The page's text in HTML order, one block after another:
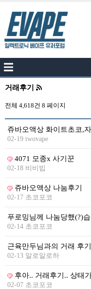
공지사항
나눔이벤트
자유게시판
질문답변
포토
액상
레시피
연구실
리뷰게시판
레시피계산기
업체
거래후기
전체 4,618건 8 페이지
쥬바오액상 화이트초코,
02-19 twovape
4071 모종x 사기꾼
02-18 비비빕
쥬바오액상 나눔후기
02-17 초코포코
푸로밍님께 나눔당했(?)
02-14 초코포코
근육만두님과의 거래 후기
02-13 알로알로하
후아.. 거래후기.. 상태
02-07 초코포코